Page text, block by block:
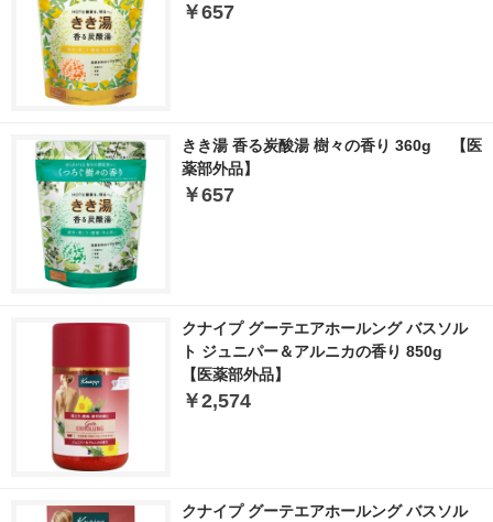
￥657
きき湯 香る炭酸湯 樹々の香り 360g 【医
薬部外品】
￥657
クナイプ グーテエアホールング バスソル
ト ジュニパー＆アルニカの香り 850g
【医薬部外品】
￥2,574
クナイプ グーテエアホールング バスソル